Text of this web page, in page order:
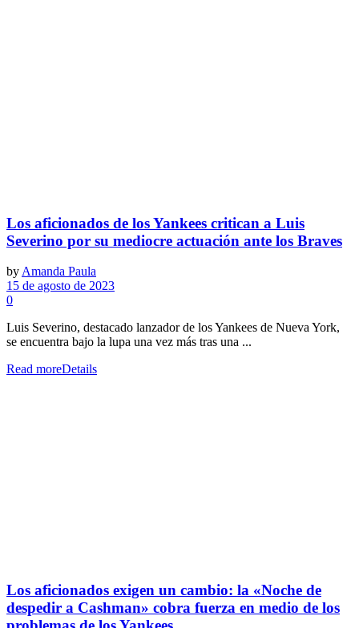
Los aficionados de los Yankees critican a Luis
Severino por su mediocre actuación ante los Braves
by Amanda Paula
15 de agosto de 2023
0
Luis Severino, destacado lanzador de los Yankees de Nueva York,
se encuentra bajo la lupa una vez más tras una ...
Read moreDetails
Los aficionados exigen un cambio: la «Noche de
despedir a Cashman» cobra fuerza en medio de los